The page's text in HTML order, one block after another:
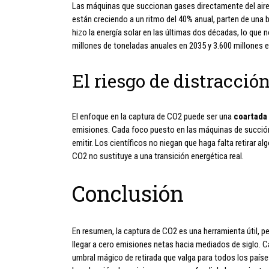
Las máquinas que succionan gases directamente del
están creciendo a un ritmo del 40% anual, parten de
hizo la energía solar en las últimas dos décadas, lo que
millones de toneladas anuales en 2035 y 3.600 millones
El riesgo de
El enfoque en la captura de CO2 puede ser una
emisiones. Cada foco puesto en las máquinas de
emitir. Los científicos no niegan que haga falta retirar
CO2 no sustituye a una transición energética real.
Conclusión
En resumen, la captura de CO2 es una herramienta útil,
llegar a cero emisiones netas hacia mediados de siglo.
umbral mágico de retirada que valga para todos los